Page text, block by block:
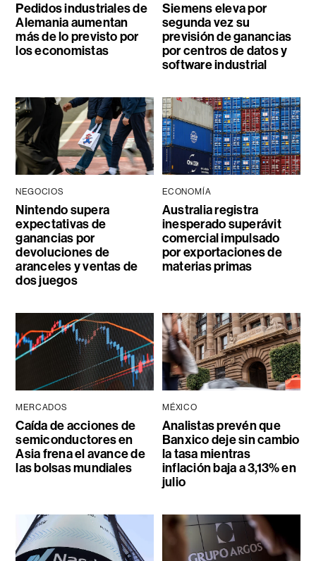
Pedidos industriales de
Alemania aumentan
más de lo previsto por
los economistas
Siemens eleva por
segunda vez su
previsión de ganancias
por centros de datos y
software industrial
NEGOCIOS
Nintendo supera
expectativas de
ganancias por
devoluciones de
aranceles y ventas de
dos juegos
ECONOMÍA
Australia registra
inesperado superávit
comercial impulsado
por exportaciones de
materias primas
MERCADOS
Caída de acciones de
semiconductores en
Asia frena el avance de
las bolsas mundiales
MÉXICO
Analistas prevén que
Banxico deje sin cambio
la tasa mientras
inflación baja a 3,13% en
julio